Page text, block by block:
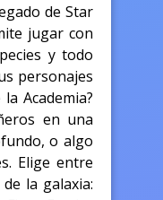
de Star
jugar con
y todo
personajes
Academia?
en una
o algo
Elige entre
la galaxia: